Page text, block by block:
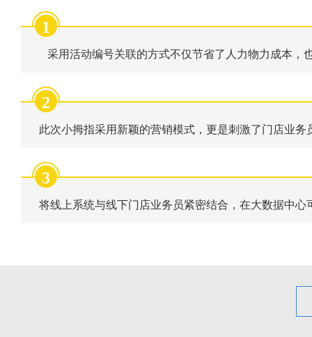
1
采用活动编号关联的方式不仅节省了人力物力成本，
2
此次小拇指采用新颖的营销模式，更是刺激了门店业务
3
将线上系统与线下门店业务员紧密结合，在大数据中心